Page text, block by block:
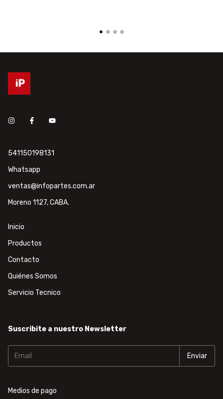
541150198131
Whatsapp
ventas@infopartes.com.ar
Moreno 1127, CABA.
Inicio
Productos
Contacto
Quiénes Somos
Servicio Tecnico
Suscribite a nuestro Newsletter
Medios de pago